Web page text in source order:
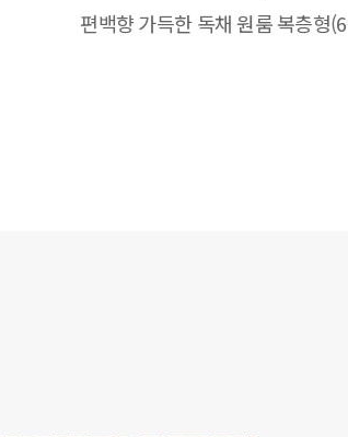
편백향 가득한 독채 원룸 복층형